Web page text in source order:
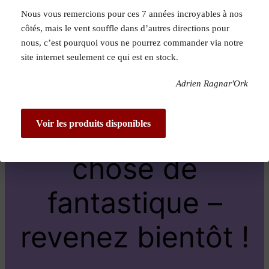
Pardon pour le
dérangement !
Nous travaillons
sur quelque
chose de
fantastique –
revenez bientôt !
Nous vous remercions pour ces 7 années incroyables à nos
côtés, mais le vent souffle dans d’autres directions pour
nous, c’est pourquoi vous ne pourrez commander via notre
site internet seulement ce qui est en stock.
Adrien Ragnar'Ork
Voir les produits disponibles